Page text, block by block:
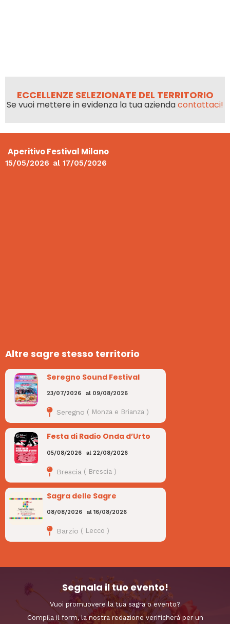
ECCELLENZE SELEZIONATE DEL TERRITORIO
Se vuoi mettere in evidenza la tua aziendacontattaci!
Aperitivo Festival Milano
15/05/2026 al 17/05/2026
Altre sagre stesso territorio
Seregno Sound Festival
23/07/2026 al 09/08/2026
Seregno ( Monza e Brianza)
Festa di Radio Onda d’Urto
05/08/2026 al 22/08/2026
Brescia ( Brescia )
Sagra delle Sagre
08/08/2026 al 16/08/2026
Barzio ( Lecco )
Segnala il tuo evento!
Vuoi promuovere la tua sagra o evento?
Compila il form, la nostra redazione verificherà per un